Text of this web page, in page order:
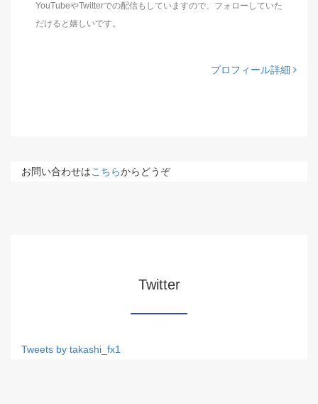
YouTubeやTwitterでの配信もしていますので、フォローしていた
だけると嬉しいです。
プロフィール詳細
お問い合わせはこちらからどうぞ
Twitter
Tweets by takashi_fx1